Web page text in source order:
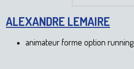
ALEXANDRE LEMAIRE
animateur forme option running